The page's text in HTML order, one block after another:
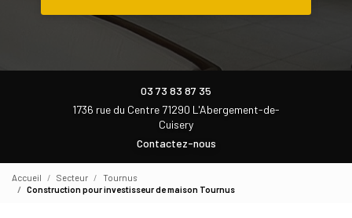
03 73 83 87 35
1736 rue du Centre 71290 L'Abergement-de-
Cuisery
Contactez-nous
Accueil Secteur
Tournus
Construction pour investisseur de maison Tournus